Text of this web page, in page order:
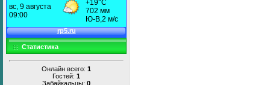
Статистика
Онлайн всего: 1
Гостей: 1
Забайкальцы: 0